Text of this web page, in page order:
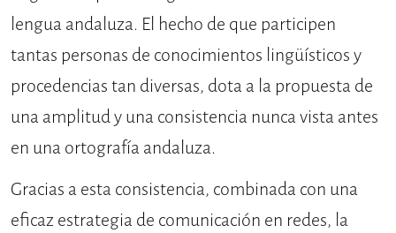
lengua andaluza. El hecho de que participen
tantas personas de conocimientos lin­güísticos y
procedencias tan diversas, dota a la propuesta de
una amplitud y una consistencia nunca vista antes
en una ortografía andaluza.
Gracias a esta consistencia, combinada con una
eficaz estrategia de comunicación en redes, la